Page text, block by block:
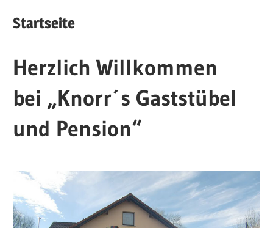
Startseite
Herzlich Willkommen
bei „Knorr´s Gaststübel
und Pension“